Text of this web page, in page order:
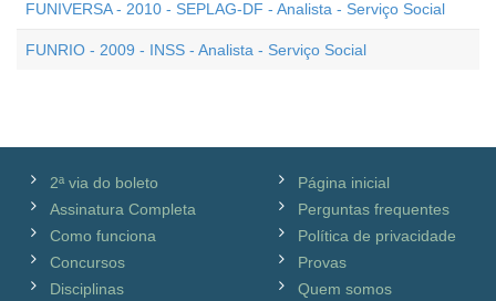
FUNIVERSA - 2010 - SEPLAG-DF - Analista - Serviço Social
FUNRIO - 2009 - INSS - Analista - Serviço Social
2ª via do boleto
Assinatura Completa
Como funciona
Concursos
Disciplinas
Página inicial
Perguntas frequentes
Política de privacidade
Provas
Quem somos